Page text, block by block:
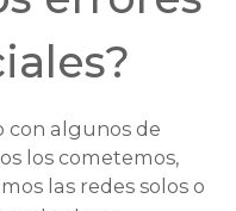
con algunos de
los cometemos,
las redes solos o